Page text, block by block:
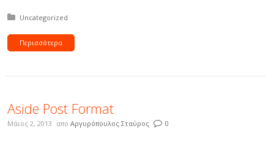
Δημοσιεύτηκε σε:
Uncategorized
Περισσότερα
Aside Post Format
Μάιος 2, 2013 απο Αργυρόπουλος Σταύρος 0